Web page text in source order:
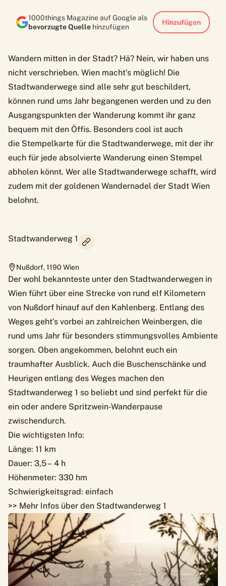
1000things Magazine auf Google als
bevorzugte Quelle hinzufügen
Hinzufügen
Wandern mitten in der Stadt? Hä? Nein, wir haben uns
nicht verschrieben. Wien macht’s möglich! Die
Stadtwanderwege sind alle sehr gut beschildert,
können rund ums Jahr begangenen werden und zu den
Ausgangspunkten der Wanderung kommt ihr ganz
bequem mit den Öffis. Besonders cool ist auch
die Stempelkarte für die Stadtwanderwege, mit der ihr
euch für jede absolvierte Wanderung einen Stempel
abholen könnt. Wer alle Stadtwanderwege schafft, wird
zudem mit der goldenen Wandernadel der Stadt Wien
belohnt.
Stadtwanderweg 1
Nußdorf,1190 Wien
Der wohl bekannteste unter den Stadtwanderwegen in
Wien führt über eine Strecke von rund elf Kilometern
von Nußdorf hinauf auf den Kahlenberg. Entlang des
Weges geht’s vorbei an zahlreichen Weinbergen, die
rund ums Jahr für besonders stimmungsvolles Ambiente
sorgen. Oben angekommen, belohnt euch ein
traumhafter Ausblick. Auch die Buschenschänke und
Heurigen entlang des Weges machen den
Stadtwanderweg 1 so beliebt und sind perfekt für die
ein oder andere Spritzwein-Wanderpause
zwischendurch.
Die wichtigsten Info:
Länge: 11 km
Dauer: 3,5 – 4 h
Höhenmeter: 330 hm
Schwierigkeitsgrad: einfach
>> Mehr Infos über den Stadtwanderweg 1